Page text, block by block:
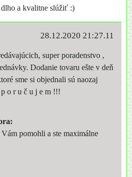
dlho a kvalitne slúžiť :)
28.12.2020 21:27.11
super poradenstvo ,
Dodanie tovaru ešte v deň
sme si objednali sú naozaj
o r u č u j e m !!!
pomohli a ste maximálne